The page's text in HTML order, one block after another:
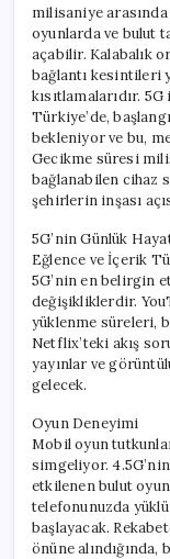
milisaniye
oyunlarda ve bulut
açabilir. Kalabalık
bağlantı kesintileri
kısıtlamalarıdır.
Türkiye’de,
bekleniyor ve bu,
Gecikme süresi
bağlanabilen cihaz
şehirlerin inşası
5G’nin Günlük
Eğlence ve İçerik
5G’nin en belirgin
değişikliklerdir.
yüklenme süreleri,
Netflix’teki akış
yayınlar ve
gelecek.
Oyun Deneyimi
Mobil oyun
simgeliyor.
etkilenen bulut
telefonunuzda
başlayacak.
önüne